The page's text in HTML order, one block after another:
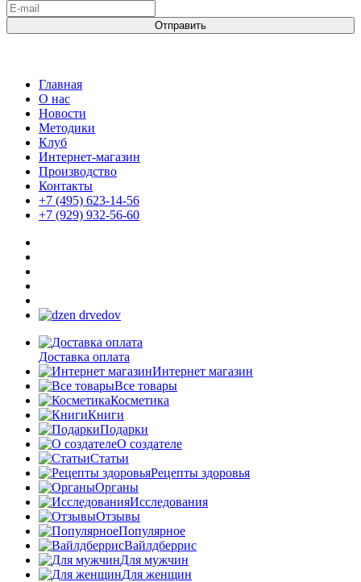
Отправить
Главная
О нас
Новости
Методики
Клуб
Интернет-магазин
Производство
Контакты
+7 (495) 623-14-56
+7 (929) 932-56-60
Доставка оплата
Интернет магазин
Все товары
Косметика
Книги
Подарки
О создателе
Статьи
Рецепты здоровья
Органы
Исследования
Отзывы
Популярное
Вайлдберрис
Для мужчин
Для женщин